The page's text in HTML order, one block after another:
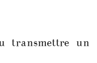
transmettre un